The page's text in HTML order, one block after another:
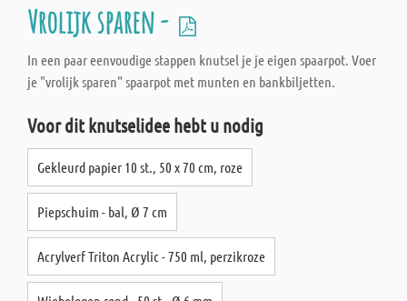
Vrolijk sparen -
In een paar eenvoudige stappen knutsel je je eigen spaarpot. Voer
je "vrolijk sparen" spaarpot met munten en bankbiljetten.
Voor dit knutselidee hebt u nodig
Gekleurd papier 10 st., 50 x 70 cm, roze
Piepschuim - bal, Ø 7 cm
Acrylverf Triton Acrylic - 750 ml, perzikroze